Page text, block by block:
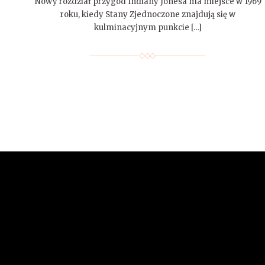
roku, kiedy Stany Zjednoczone znajdują się w
kulminacyjnym punkcie […]